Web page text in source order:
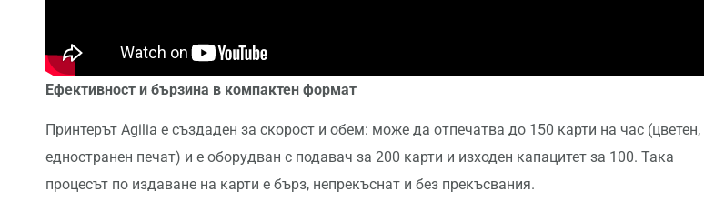
Ефективност и бързина в компактен формат
Принтерът Agilia е създаден за скорост и обем: може да отпечатва до 150 карти на час (цветен,
едностранен печат) и е оборудван с подавач за 200 карти и изходен капацитет за 100. Така
процесът по издаване на карти е бърз, непрекъснат и без прекъсвания.